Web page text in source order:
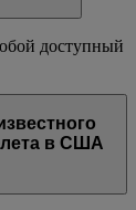
доступный
в США